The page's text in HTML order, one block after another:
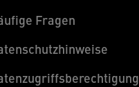
Fragen